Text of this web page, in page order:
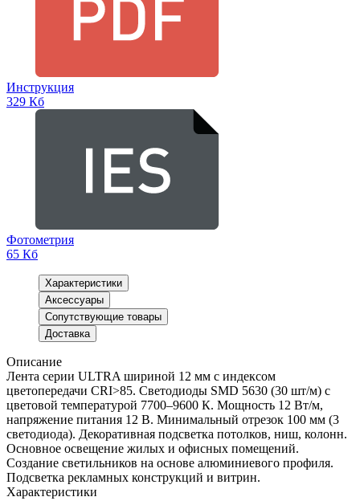
Инструкция
329 Кб
Фотометрия
65 Кб
Характеристики
Аксессуары
Сопутствующие товары
Доставка
Описание
Лента серии ULTRA шириной 12 мм с индексом
цветопередачи CRI>85. Светодиоды SMD 5630 (30 шт/м) с
цветовой температурой 7700–9600 К. Мощность 12 Вт/м,
напряжение питания 12 В. Минимальный отрезок 100 мм (3
светодиода). Декоративная подсветка потолков, ниш, колонн.
Основное освещение жилых и офисных помещений.
Создание светильников на основе алюминиевого профиля.
Подсветка рекламных конструкций и витрин.
Характеристики